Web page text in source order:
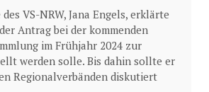
VS-NRW, Jana Engels, erklärte
Antrag bei der kommenden
im Frühjahr 2024 zur
werden solle. Bis dahin sollte er
Regionalverbänden diskutiert